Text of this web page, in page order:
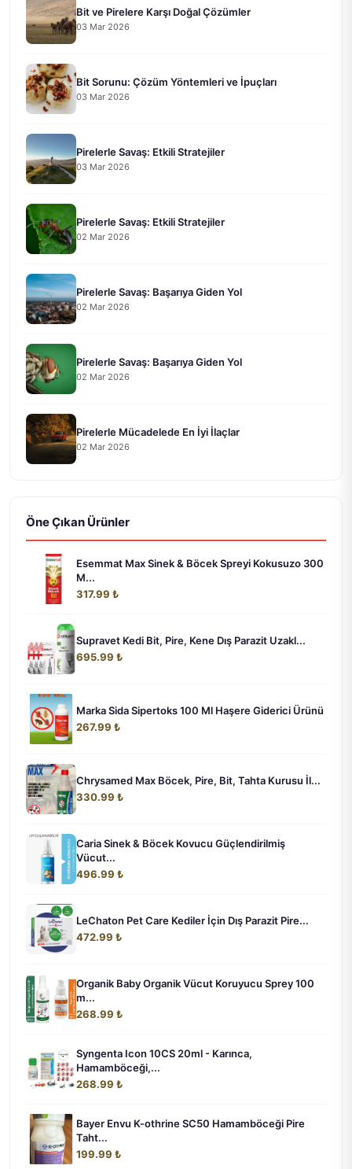
Bit ve Pirelere Karşı Doğal Çözümler
03 Mar 2026
Bit Sorunu: Çözüm Yöntemleri ve İpuçları
03 Mar 2026
Pirelerle Savaş: Etkili Stratejiler
03 Mar 2026
Pirelerle Savaş: Etkili Stratejiler
02 Mar 2026
Pirelerle Savaş: Başarıya Giden Yol
02 Mar 2026
Pirelerle Savaş: Başarıya Giden Yol
02 Mar 2026
Pirelerle Mücadelede En İyi İlaçlar
02 Mar 2026
Öne Çıkan Ürünler
Esemmat Max Sinek & Böcek Spreyi Kokusuzo 300
M...
317.99 ₺
Supravet Kedi Bit, Pire, Kene Dış Parazit Uzakl...
695.99 ₺
Marka Sida Sipertoks 100 Ml Haşere Giderici Ürünü
267.99 ₺
Chrysamed Max Böcek, Pire, Bit, Tahta Kurusu İl...
330.99 ₺
Caria Sinek & Böcek Kovucu Güçlendirilmiş
Vücut...
496.99 ₺
LeChaton Pet Care Kediler İçin Dış Parazit Pire...
472.99 ₺
Organik Baby Organik Vücut Koruyucu Sprey 100
m...
268.99 ₺
Syngenta Icon 10CS 20ml - Karınca,
Hamamböceği,...
268.99 ₺
Bayer Envu K-othrine SC50 Hamamböceği Pire
Taht...
199.99 ₺